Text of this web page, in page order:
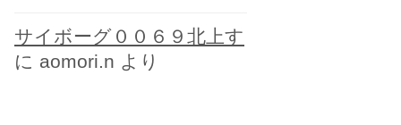
サイボーグ００６９北上す
に aomori.n より